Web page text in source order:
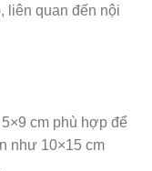
liên quan đến nội
cm phù hợp để
như 10×15 cm